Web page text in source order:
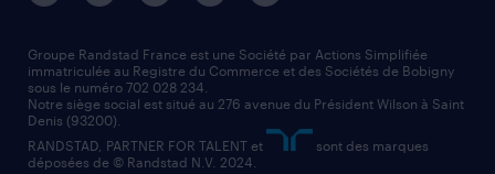
assistant administratif
comptable
faq intérim / recrutement
nos agences par région
nos cabinets de recrutement
Groupe Randstad France est une Société par Actions Simplifiée
immatriculée au Registre du Commerce et des Sociétés de Bobigny
sous le numéro 702 028 234.
Notre siège social est situé au 276 avenue du Président Wilson à Saint
Denis (93200).
RANDSTAD, PARTNER FOR TALENT et
sont des marques
déposées de © Randstad N.V. 2024.